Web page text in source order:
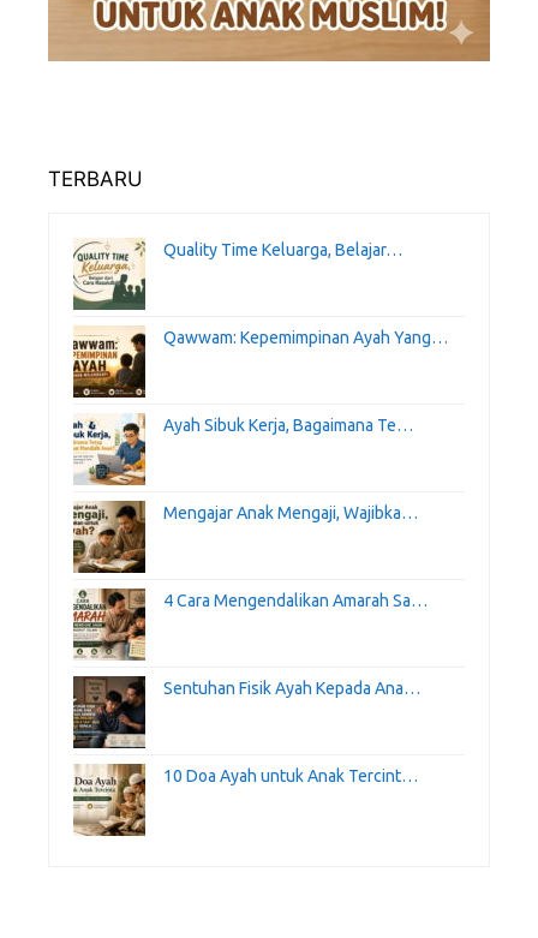
TERBARU
Quality Time Keluarga, Belajar…
Qawwam: Kepemimpinan Ayah Yang…
Ayah Sibuk Kerja, Bagaimana Te…
Mengajar Anak Mengaji, Wajibka…
4 Cara Mengendalikan Amarah Sa…
Sentuhan Fisik Ayah Kepada Ana…
10 Doa Ayah untuk Anak Tercint…